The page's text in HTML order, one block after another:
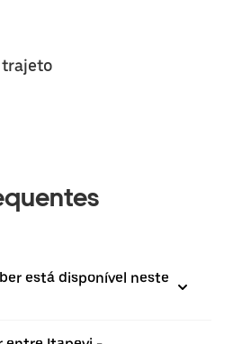
trajeto
está disponível neste